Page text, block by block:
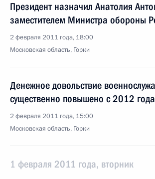
Президент назначил Анатолия
заместителем Министра обороны
2 февраля 2011 года, 18:00
Московская область, Горки
Денежное довольствие
существенно повышено с 2012 года
2 февраля 2011 года, 15:00
Московская область, Горки
1 февраля 2011 года, вторник